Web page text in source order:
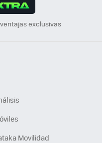
exclusivas
Movilidad